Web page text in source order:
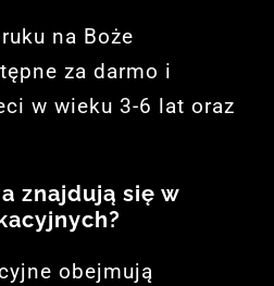
na Boże
za darmo i
w wieku 3-6 lat oraz
znajdują się w
obejmują